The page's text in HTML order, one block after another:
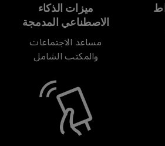
ميزات الذكاء
الاصطناعي المدمجة
مساعد الاجتماعات
والمكتب الشامل